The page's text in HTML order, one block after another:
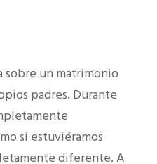
sobre un matrimonio
padres. Durante
si estuviéramos
diferente. A